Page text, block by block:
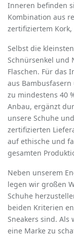
Inneren befinden
Kombination aus
zertifiziertem
Selbst die
Schnürsenkel und
Flaschen. Für das
aus Bambusfasern
zu mindestens 40
Anbau, ergänzt
unsere Schuhe
zertifizierten
auf ethische und
gesamten
Neben unserem
legen wir großen
Schuhe
beiden Kriterien
Sneakers sind. Als
eine Marke zu